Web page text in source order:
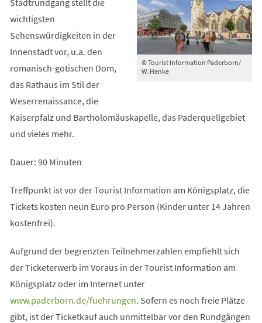
© Tourist Information Paderborn/
W. Henke
wichtigsten
Sehenswürdigkeiten in der
Innenstadt vor, u.a. den
romanisch-gotischen Dom,
das Rathaus im Stil der
Weserrenaissance, die
Kaiserpfalz und Bartholomäuskapelle, das Paderquellgebiet
und vieles mehr.
Dauer: 90 Minuten
Treffpunkt ist vor der Tourist Information am Königsplatz, die
Tickets kosten neun Euro pro Person (Kinder unter 14 Jahren
kostenfrei).
Aufgrund der begrenzten Teilnehmerzahlen empfiehlt sich
der Ticketerwerb im Voraus in der Tourist Information am
Königsplatz oder im Internet unter
www.paderborn.de/fuehrungen
(Öffnet
. Sofern es noch freie Plätze
gibt, ist der Ticketkauf auch unmittelbar vor den Rundgängen